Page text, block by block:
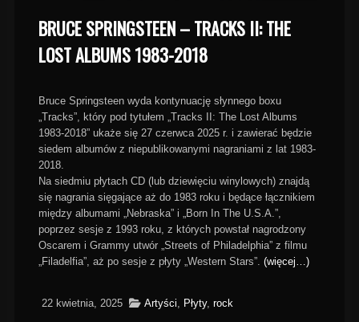
BRUCE SPRINGSTEEN – TRACKS II: THE
LOST ALBUMS 1983-2018
Bruce Springsteen wyda kontynuację słynnego boxu
„Tracks”, który pod tytułem „Tracks II: The Lost Albums
1983-2018” ukaże się 27 czerwca 2025 r. i zawierać będzie
siedem albumów z niepublikowanymi nagraniami z lat 1983-
2018.
Na siedmiu płytach CD (lub dziewięciu winylowych) znajdą
się nagrania sięgające aż do 1983 roku i będące łącznikiem
między albumami „Nebraska” i „Born In The U.S.A.”,
poprzez sesje z 1993 roku, z których powstał nagrodzony
Oscarem i Grammy utwór „Streets of Philadelphia” z filmu
„Filadelfia”, aż po sesje z płyty „Western Stars”. (więcej…)
22 kwietnia, 2025 Artyści Płyty, rock